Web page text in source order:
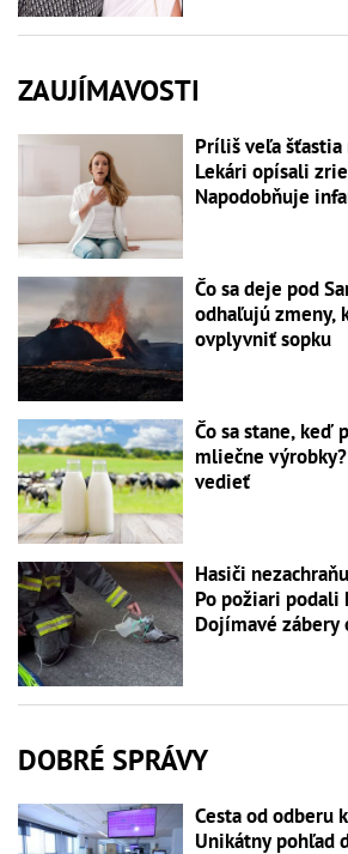
ZAUJÍMAVOSTI
Príliš veľa
Lekári opísali
Napodobňuje
Čo sa deje pod
odhaľujú zmeny,
ovplyvniť sopku
Čo sa stane, keď
mliečne
vedieť
Hasiči
Po požiari
Dojímavé
DOBRÉ SPRÁVY
Cesta od odberu
Unikátny pohľad